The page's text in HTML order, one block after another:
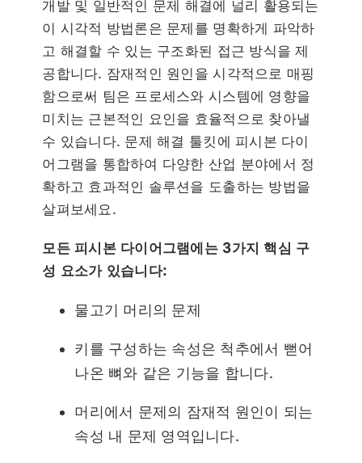
개발 및 일반적인 문제 해결에 널리 활용되는
이 시각적 방법론은 문제를 명확하게 파악하
고 해결할 수 있는 구조화된 접근 방식을 제
공합니다. 잠재적인 원인을 시각적으로 매핑
함으로써 팀은 프로세스와 시스템에 영향을
미치는 근본적인 요인을 효율적으로 찾아낼
수 있습니다. 문제 해결 툴킷에 피시본 다이
어그램을 통합하여 다양한 산업 분야에서 정
확하고 효과적인 솔루션을 도출하는 방법을
살펴보세요.
모든 피시본 다이어그램에는 3가지 핵심 구
성 요소가 있습니다:
물고기 머리의 문제
키를 구성하는 속성은 척추에서 뻗어
나온 뼈와 같은 기능을 합니다.
머리에서 문제의 잠재적 원인이 되는
속성 내 문제 영역입니다.